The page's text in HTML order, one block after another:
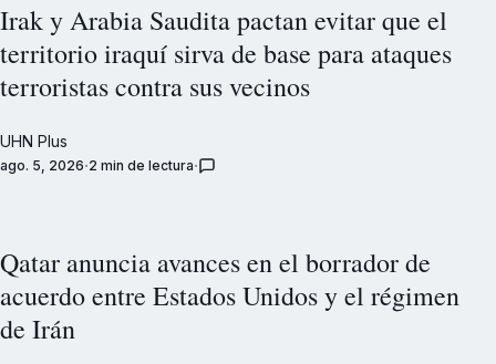
Irak y Arabia Saudita pactan evitar que el
territorio iraquí sirva de base para ataques
terroristas contra sus vecinos
UHN Plus
ago. 5, 2026 2 min de lectura
Qatar anuncia avances en el borrador de
acuerdo entre Estados Unidos y el régimen
de Irán